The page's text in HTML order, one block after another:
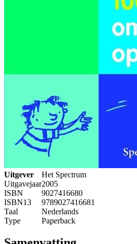
Uitgever
Het Spectrum
Uitgavejaar2005
ISBN
9027416680
ISBN13
9789027416681
Taal
Nederlands
Type
Paperback